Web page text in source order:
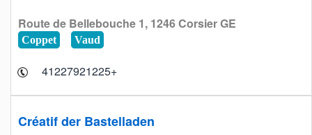
Route de Bellebouche 1, 1246 Corsier GE
Coppet Vaud
+41227921225
Créatif der Bastelladen